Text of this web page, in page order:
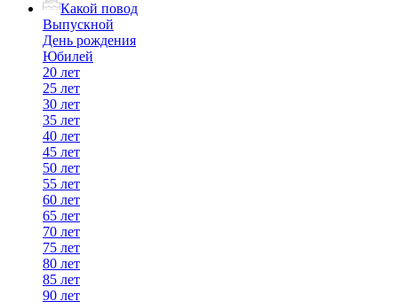
Какой повод
Выпускной
День рождения
Юбилей
20 лет
25 лет
30 лет
35 лет
40 лет
45 лет
50 лет
55 лет
60 лет
65 лет
70 лет
75 лет
80 лет
85 лет
90 лет